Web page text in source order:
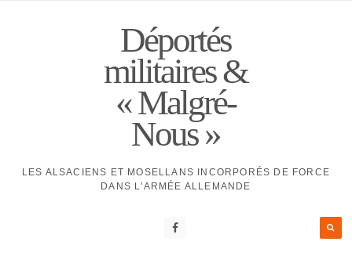
Déportés
militaires &
« Malgré-
Nous »
LES ALSACIENS ET MOSELLANS INCORPORÉS DE FORCE
DANS L'ARMÉE ALLEMANDE